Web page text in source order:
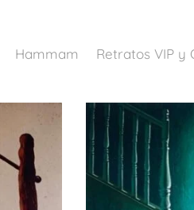
Hammam Retratos VIP y